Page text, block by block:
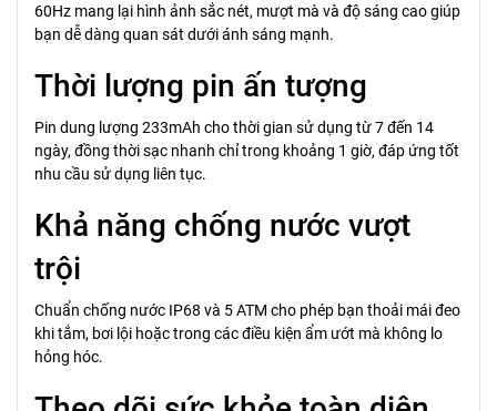
60Hz mang lại hình ảnh sắc nét, mượt mà và độ sáng cao giúp
bạn dễ dàng quan sát dưới ánh sáng mạnh.
Thời lượng pin ấn tượng
Pin dung lượng 233mAh cho thời gian sử dụng từ 7 đến 14
ngày, đồng thời sạc nhanh chỉ trong khoảng 1 giờ, đáp ứng tốt
nhu cầu sử dụng liên tục.
Khả năng chống nước vượt
trội
Chuẩn chống nước IP68 và 5 ATM cho phép bạn thoải mái đeo
khi tắm, bơi lội hoặc trong các điều kiện ẩm ướt mà không lo
hỏng hóc.